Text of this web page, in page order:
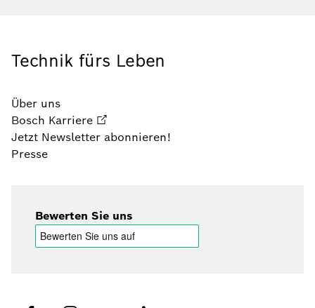
Technik fürs Leben
Über uns
Bosch Karriere
Jetzt Newsletter abonnieren!
Presse
Bewerten Sie uns